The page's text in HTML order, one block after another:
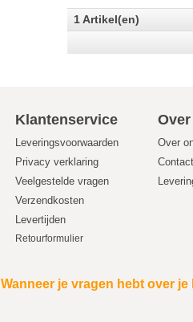
1 Artikel(en)
Klantenservice
Leveringsvoorwaarden Over
Privacy verklaring
Contact
Veelgestelde vragen
Verzendkosten
Levertijden
Retourformulier
Wanneer je vragen hebt over